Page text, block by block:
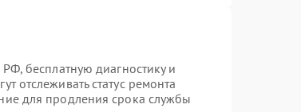
бесплатную диагностику и
отслеживать статус ремонта
для продления срока службы